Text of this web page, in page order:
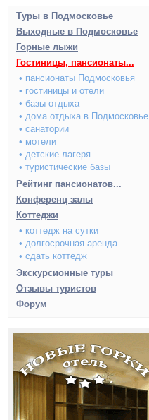
Туры в Подмосковье
Выходные в Подмосковье
Горные лыжи
Гостиницы, пансионаты...
• пансионаты Подмосковья
• гостиницы и отели
• базы отдыха
• дома отдыха в Подмосковье
• санатории
• мотели
• детские лагеря
• туристические базы
Рейтинг пансионатов...
Конференц залы
Коттеджи
• коттедж на сутки
• долгосрочная аренда
• сдать коттедж
Экскурсионные туры
Отзывы туристов
Форум